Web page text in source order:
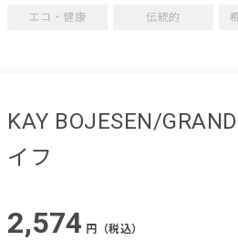
エコ・健康 伝統的
KAY BOJESEN/
イフ
2,574 円（税込）